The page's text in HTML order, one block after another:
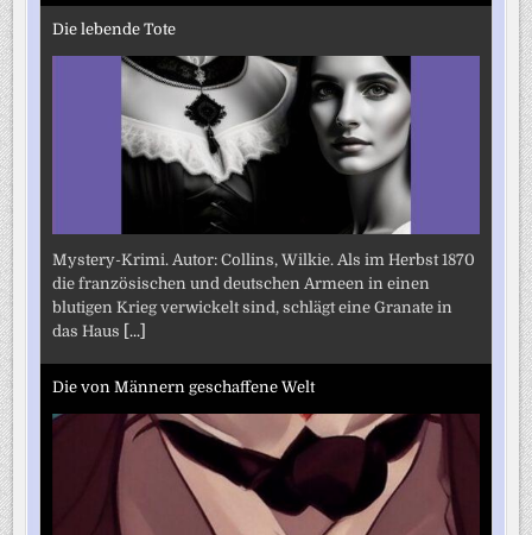
Die lebende Tote
Mystery-Krimi. Autor: Collins, Wilkie. Als im Herbst 1870
die französischen und deutschen Armeen in einen
blutigen Krieg verwickelt sind, schlägt eine Granate in
das Haus [...]
Die von Männern geschaffene Welt